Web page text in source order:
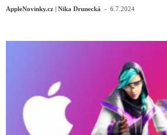
AppleNovinky.cz | Nika Drunecká - 6.7.2024